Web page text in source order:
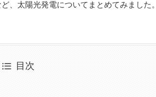
、太陽光発電についてまとめてみました。
目次